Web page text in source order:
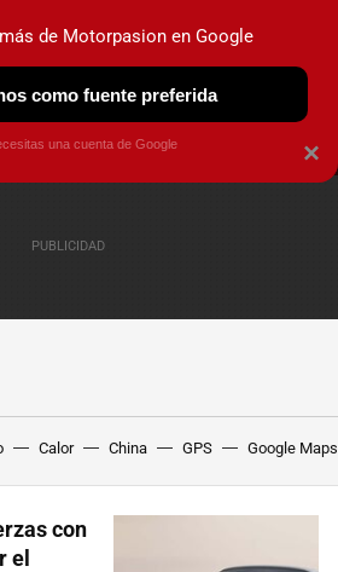
NUEVO
ELÉCTRICOS OBSERVATORIO
Calor China GPS Google Maps
con
el
×
de Motorpasion en Google
como fuente preferida
una cuenta de Google